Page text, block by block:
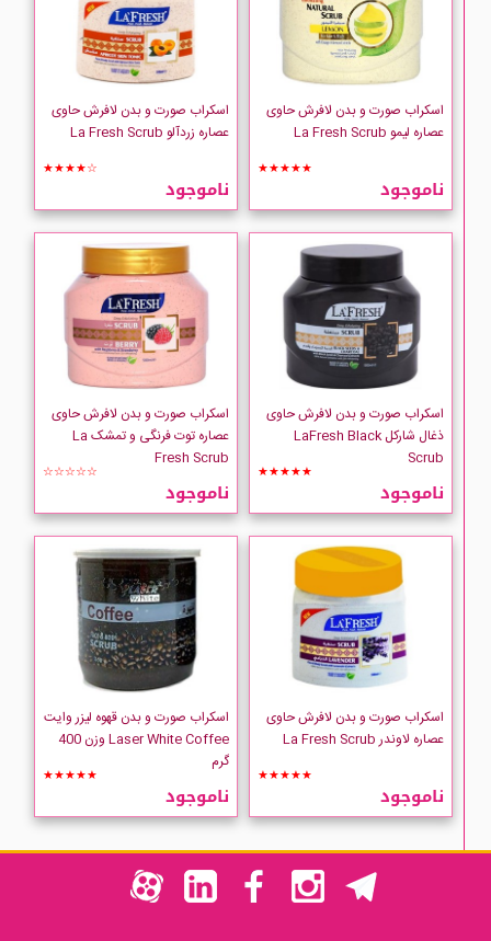
اسکراب صورت و بدن لافرش حاوی
عصاره لیمو La Fresh Scrub
★★★★★
ناموجود
اسکراب صورت و بدن لافرش حاوی
عصاره زردآلو La Fresh Scrub
★★★★☆
ناموجود
اسکراب صورت و بدن لافرش حاوی
ذغال شارکل LaFresh Black
Scrub
★★★★★
ناموجود
اسکراب صورت و بدن لافرش حاوی
عصاره توت فرنگی و تمشک La
Fresh Scrub
☆☆☆☆☆
ناموجود
اسکراب صورت و بدن لافرش حاوی
عصاره لاوندر La Fresh Scrub
★★★★★
ناموجود
اسکراب صورت و بدن قهوه لیزر وایت
Laser White Coffee وزن 400
گرم
★★★★★
ناموجود